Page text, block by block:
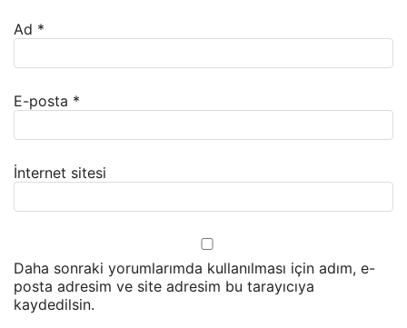
Ad *
E-posta *
İnternet sitesi
Daha sonraki yorumlarımda kullanılması için adım, e-
posta adresim ve site adresim bu tarayıcıya
kaydedilsin.